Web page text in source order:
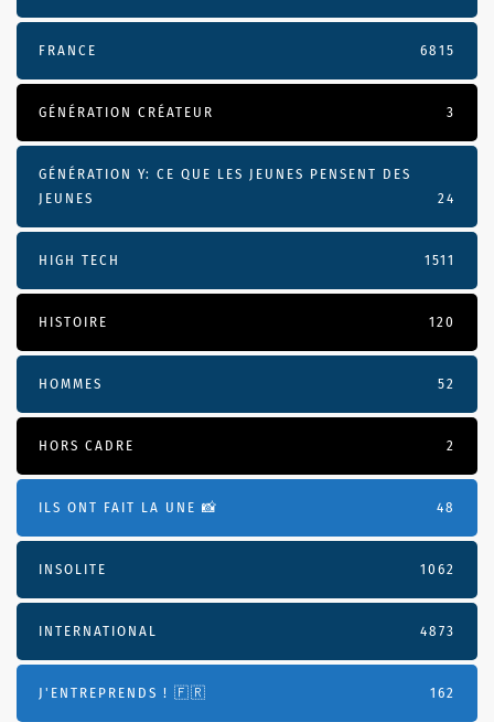
FRANCE 6815
GÉNÉRATION CRÉATEUR 3
GÉNÉRATION Y: CE QUE LES JEUNES PENSENT DES
JEUNES
24
HIGH TECH 1511
HISTOIRE 120
HOMMES 52
HORS CADRE 2
ILS ONT FAIT LA UNE 📸 48
INSOLITE 1062
INTERNATIONAL 4873
J'ENTREPRENDS ! 🇫🇷 162